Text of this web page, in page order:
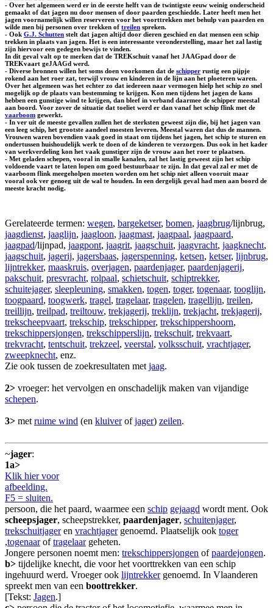
- Over het algemeen werd er in de eerste helft van de twintigste eeuw weinig onderscheid
gemaakt of dat jagen nu door mensen of door paarden geschiedde. Later heeft men het
jagen voornamelijk willen reserveren voor het voorttrekken met behulp van paarden en
wilde men bij personen over trekken of treilen spreken.
- Ook G.J. Schutten stelt dat jagen altijd door dieren geschied en dat mensen een schip
trekken in plaats van jagen. Het is een interessante veronderstelling, maar het zal lastig
zijn hiervoor een gedegen bewijs te vinden.
In dit geval valt op te merken dat de TREKschuit vanaf het JAAGpad door de
TREKvaart geJAAGd werd.
- Diverse bronnen willen het soms doen voorkomen dat de schipper rustig een pijpje
rokend aan het roer zat, terwijl vrouw en kinderen in de lijn aan het ploeteren waren.
Over het algemeen was het echter zo dat iedereen naar vermogen hielp het schip zo snel
mogelijk op de plaats van bestemming te krijgen. Kon men tijdens het jagen de kans
hebben een gunstige wind te krijgen, dan bleef in verband daarmee de schipper meestal
aan boord. Voor zover de situatie dat toeliet werd er dan vanaf het schip flink met de
vaarboom gewerkt.
- In ver uit de meeste gevallen zullen het de sterksten geweest zijn die, bij het jagen van
een leeg schip, het grootste aandeel moesten leveren. Meestal waren dat dus de mannen.
Vrouwen waren bovendien vaak goed in staat om tijdens het jagen, het schip te sturen en
ondertussen huishoudelijk werk te doen of de kinderen te verzorgen. Dus ook in het kader
van werkverdeling kon het vaak gunstiger zijn de vrouw aan het roer te plaatsen.
- Met geladen schepen, vooral in smalle kanalen, zal het lastig geweest zijn het schip
voldoende vaart te laten lopen om goed bestuurbaar te zijn. In dat geval zal er met de
vaarboom flink meegeholpen moeten worden om het schip niet alleen vooruit maar
vooral ook ver genoeg uit de wal te houden. In een dergelijk geval had men aan boord de
meeste kracht nodig.
Gerelateerde termen: wegen, bargeketser, bomen, jaagbrug/lijnbrug,
jaagdienst, jaaglijn, jaagloon, jaagmast, jaagpaal, jaagpaard,
jaagpad/lijnpad, jaagpont, jaagrit, jaagschuit, jaagvracht, jaagknecht,
jaagschuit, jagerij, jagersbaas, jagerspenning, ketsen, ketser, lijnbrug,
lijntrekker, maaskruis, overjagen, paardenjager, paardenjagerij,
pakschuit, presvracht, rolpaal, schietschuit, schiptrekker,
schuitejager, sleepleuning, smakken, togen, toger, togenaar, tooglijn,
toogpaard, toogwerk, tragel, tragelaar, tragelen, tragellijn, treilen,
treillijn, treilpad, treiltouw, trekjagerij, treklijn, trekjacht, trekjagerij,
trekscheepvaart, trekschip, trekschipper, trekschippershoorn,
trekschippersjongen, trekschipperslijn, trekschuit, trekvaart,
trekvracht, tentschuit, trekzeel, veerstal, volksschuit, vrachtjager,
zweepknecht, enz.
Zie ook tussen de zoekresultaten met jaag.
2> vroeger: het vervolgen en onschadelijk maken van vijandige
schepen.
3> met ruime wind (en kluiverofjager) zeilen.
~jager:
1a>
Klik hier voor
afbeelding.
F5 = sluiten.
persoon, die het paard, waarmee een schip gejaagd wordt ment. Ook
scheepsjager, scheepstrekker, paardenjager, schuitenjager,
trekschuitjageren vrachtjagergenoemd. Plaatselijk ook toger
,togenaaroftragelaargeheten.
Jongere personen noemt men: trekschippersjongen ofpaardejongen.
b> tijdelijke knecht, die voor het voorttrekken van een schip
ingehuurd werd. Vroeger ook lijntrekkergenoemd. In Vlaanderen
spreekt men van een boottrekker.
[Tekst: Jagen.]